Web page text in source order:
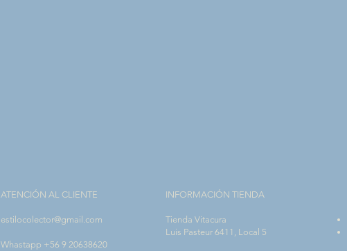
ATENCIÓN AL CLIENTE
estilocolector@gmail.com
Whastapp +56 9 20638620
INFORMACIÓN TIENDA
Tienda Vitacura
Luis Pasteur 6411, Local 5